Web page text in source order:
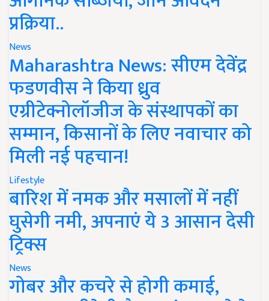
प्रक्रिया..
News
Maharashtra News: सीएम देवेंद्र
फडणवीस ने किया ध्रुव
एग्रीटेक्नोलॉजीज के संस्थापकों का
सम्मान, किसानों के लिए नवाचार को
मिली नई पहचान!
Lifestyle
बारिश में नमक और मसालों में नहीं
घुसेगी नमी, अपनाएं ये 3 आसान देसी
ट्रिक्स
News
गोबर और कचरे से होगी कमाई,